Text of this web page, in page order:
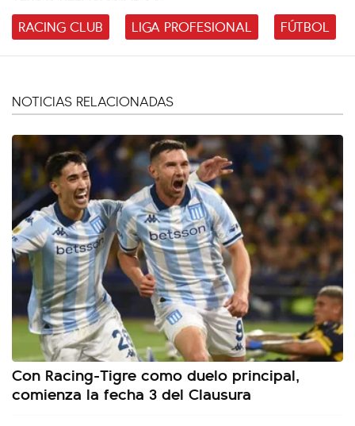
RACING CLUB
LIGA PROFESIONAL FÚTBOL
NOTICIAS RELACIONADAS
Con Racing-Tigre como duelo principal,
comienza la fecha 3 del Clausura